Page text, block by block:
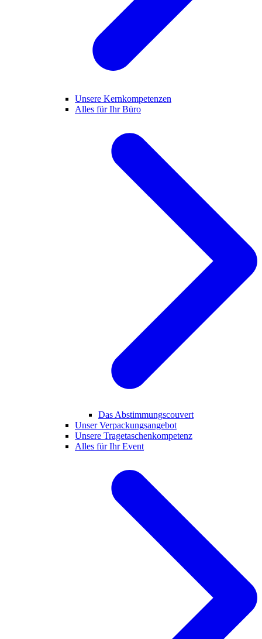
Unsere Kernkompetenzen
Alles für Ihr Büro
Das Abstimmungscouvert
Unser Verpackungsangebot
Unsere Tragetaschenkompetenz
Alles für Ihr Event